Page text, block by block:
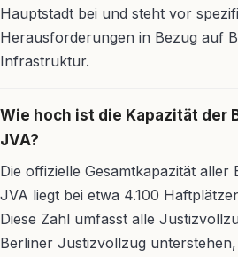
Hauptstadt bei und steht vor
Herausforderungen in Bezug auf
Infrastruktur.
Wie hoch ist die Kapazität der
JVA?
Die offizielle Gesamtkapazität aller
JVA liegt bei etwa 4.100
Diese Zahl umfasst alle
Berliner Justizvollzug